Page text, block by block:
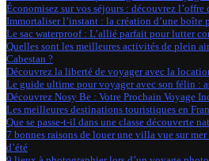
Économisez sur vos séjours : découvrez
Immortaliser l’instant : la création d’une boîte
Le sac waterproof : L’allié parfait pour lutter
Quelles sont les meilleures activités de plein
Cabestan ?
Découvrez la liberté de voyager avec la
Le guide ultime pour voyager avec son félin :
Découvrez Nosy Be : Votre Prochain Voyage
Les meilleures destinations touristiques en
Que se passe-t-il dans une classe découverte
7 bonnes raisons de louer une villa vue sur
d’été